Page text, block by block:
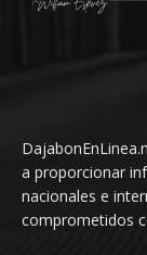
a proporcionar
nacionales e
comprometidos